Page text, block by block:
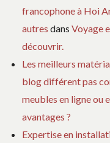
francophone à Hoi
autres dans Voyage
découvrir.
Les meilleurs
blog différent pas
meubles en ligne ou
avantages ?
Expertise en